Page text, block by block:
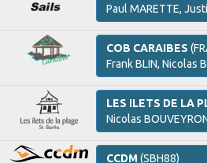
Paul MARETTE,
COB CARAIBES
FrankBLIN, Nicolas
LES ILETS DE LA
Nicolas
CCDM(SBH88)